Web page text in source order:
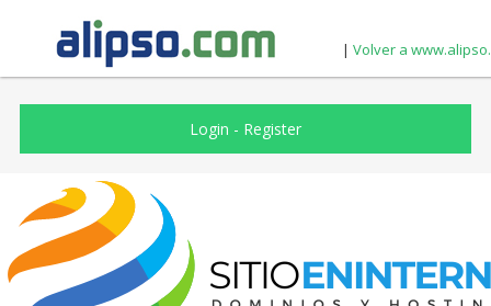
| Volver a
Login - Register